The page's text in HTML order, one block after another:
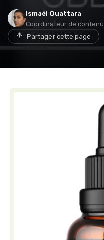
Ismaël Ouattara
Coordinateur de contenu
Partager cette page